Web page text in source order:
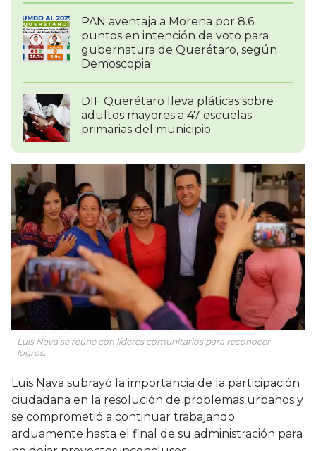
PAN aventaja a Morena por 8.6
puntos en intención de voto para
gubernatura de Querétaro, según
Demoscopia
DIF Querétaro lleva pláticas sobre
adultos mayores a 47 escuelas
primarias del municipio
Luis Nava se reúne con líderes comunitarios para reconocer
logros.
Luis Nava subrayó la importancia de la participación
ciudadana en la resolución de problemas urbanos y
se comprometió a continuar trabajando
arduamente hasta el final de su administración para